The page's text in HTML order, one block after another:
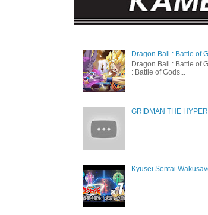
Dragon Ball : Battle of
Dragon Ball : Battle of
: Battle of Gods...
GRIDMAN THE
Kyusei Sentai